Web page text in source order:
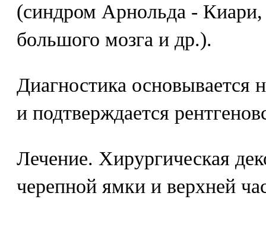
(синдром Арнольда - Киари,
большого мозга и др.).
Диагностика основывается
и подтверждается
Лечение. Хирургическая
черепной ямки и верхней